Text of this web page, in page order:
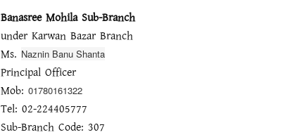
Banasree Mohila Sub-Branch
under Karwan Bazar Branch
Ms. Naznin Banu Shanta
Principal Officer
Mob: 01780161322
Tel: 02-224405777
Sub-Branch Code: 307